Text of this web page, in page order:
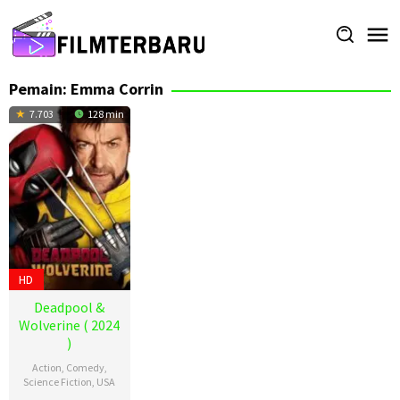
ke
konten
Pemain: Emma Corrin
7.703 128 min
HD
Deadpool &
Wolverine ( 2024
)
Action Comedy,
Science Fiction USA